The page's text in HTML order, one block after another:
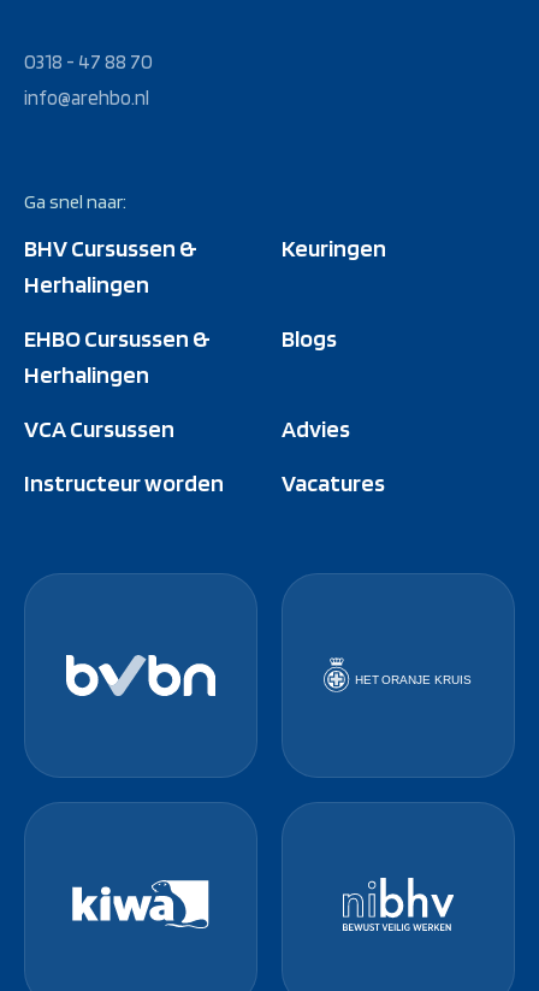
0318 - 47 88 70
info@arehbo.nl
Ga snel naar:
BHV Cursussen &
Herhalingen
Keuringen
EHBO Cursussen &
Herhalingen
Blogs
VCA Cursussen
Advies
Instructeur worden
Vacatures